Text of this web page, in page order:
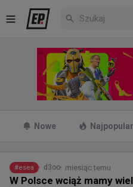
Nowe
#esea d3oo miesiąc temu
W Polsce wciąż mamy